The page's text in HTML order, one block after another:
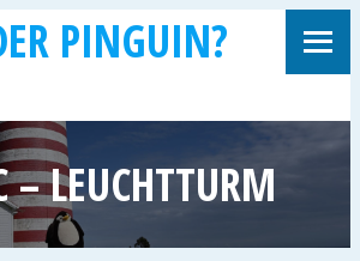
PINGUIN?
– LEUCHTTURM